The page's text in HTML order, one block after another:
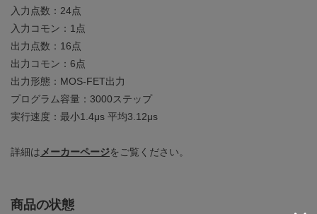
入力点数：24点
入力コモン：1点
出力点数：16点
出力コモン：6点
出力形態：MOS-FET出力
プログラム容量：3000ステップ
実行速度：最小1.4μs 平均3.12μs
詳細は メーカーページをご覧ください。
商品の状態